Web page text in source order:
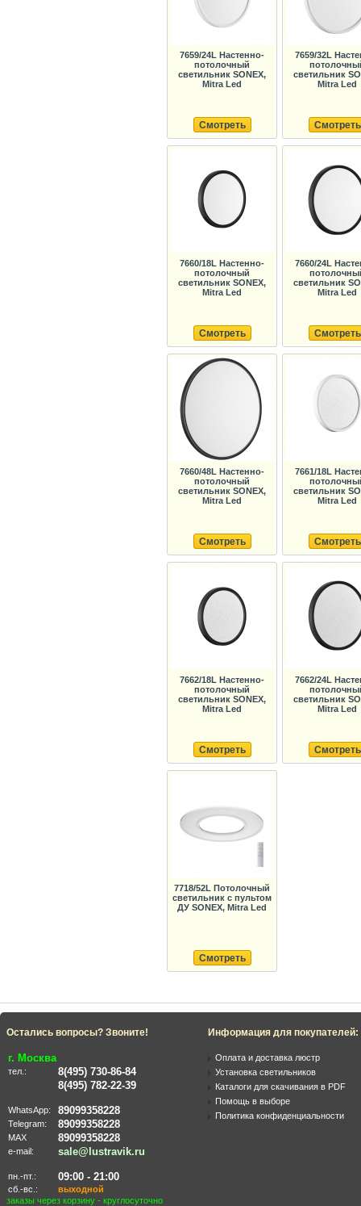
7659/24L Настенно-
потолочный
светильник SONEX,
Mitra Led
Смотреть
7659/32L
светильник
Mitra Led
Смотреть
7660/18L Настенно-
потолочный
светильник SONEX,
Mitra Led
Смотреть
7660/24L
светильник
Mitra Led
Смотреть
7660/48L Настенно-
потолочный
светильник SONEX,
Mitra Led
Смотреть
7661/18L
светильник
Mitra Led
Смотреть
7662/18L Настенно-
потолочный
светильник SONEX,
Mitra Led
Смотреть
7662/24L
светильник
Mitra Led
Смотреть
7718/52L Потолочный
светильник с пультом
ДУ SONEX, Mitra Led
Смотреть
Остались вопросы? Звоните!
г. Москва
тел.:
8(495) 730-86-84
8(495) 782-22-39
WhatsApp: 89099358228
Telegram: 89099358228
MAX 89099358228
e-mail: sale@lustravik.ru
пн.-пт.: 09:00 - 21:00
сб.-вс.:
выходной
заказы через корзину - круглосуточно
Информация для покупателей:
Оплата и доставка люстр
Установка светильников
Каталоги для скачивания в PDF
Помощь в выборе
Политика конфиденциальности